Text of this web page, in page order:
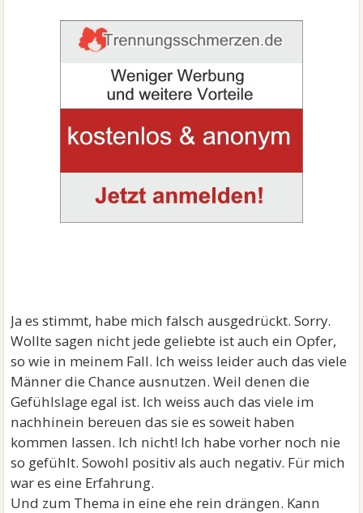
Ja es stimmt, habe mich falsch ausgedrückt. Sorry.
Wollte sagen nicht jede geliebte ist auch ein Opfer,
so wie in meinem Fall. Ich weiss leider auch das viele
Männer die Chance ausnutzen. Weil denen die
Gefühlslage egal ist. Ich weiss auch das viele im
nachhinein bereuen das sie es soweit haben
kommen lassen. Ich nicht! Ich habe vorher noch nie
so gefühlt. Sowohl positiv als auch negativ. Für mich
war es eine Erfahrung.
Und zum Thema in eine ehe rein drängen. Kann